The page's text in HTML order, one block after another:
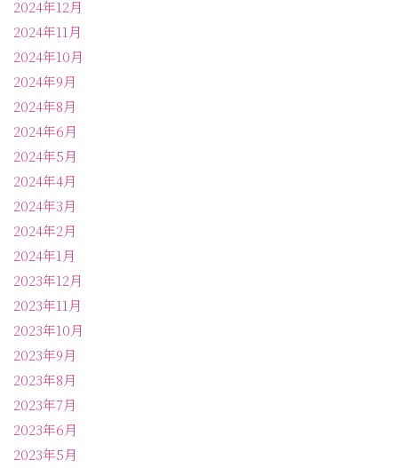
2024年12月
2024年11月
2024年10月
2024年9月
2024年8月
2024年6月
2024年5月
2024年4月
2024年3月
2024年2月
2024年1月
2023年12月
2023年11月
2023年10月
2023年9月
2023年8月
2023年7月
2023年6月
2023年5月